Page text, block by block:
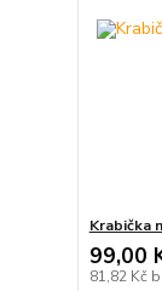
Krabička
99,00
81,82 Kč